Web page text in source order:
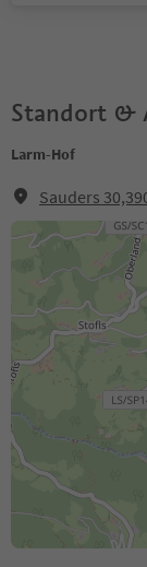
Standort &
Larm-Hof
Sauders